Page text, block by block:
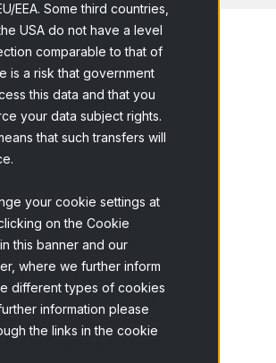
EEA. Some third countries,
USA do not have a level
comparable to that of
is a risk that government
this data and that you
your data subject rights.
that such transfers will
your cookie settings at
on the Cookie
this banner and our
where we further inform
different types of cookies
information please
the links in the cookie
Data collection a...
enorme potencial de los
del móvil en la
se estima que es
del 80% frente al 25% de
acceso a Internet. La clave es
usarse el móvil para
cuestionario online típico?
en cómo se participa en